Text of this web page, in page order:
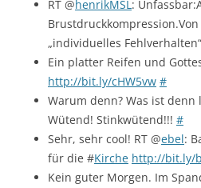
RT @henrikMSL:
„individuelles
Ein platter Reifen und
http://bit.ly/cHW5vw #
Warum denn? Was ist denn
Wütend! Stinkwütend!!! #
Sehr, sehr cool! RT @ebel:
für die #Kirche http://bit.ly/
Kein guter Morgen. Im